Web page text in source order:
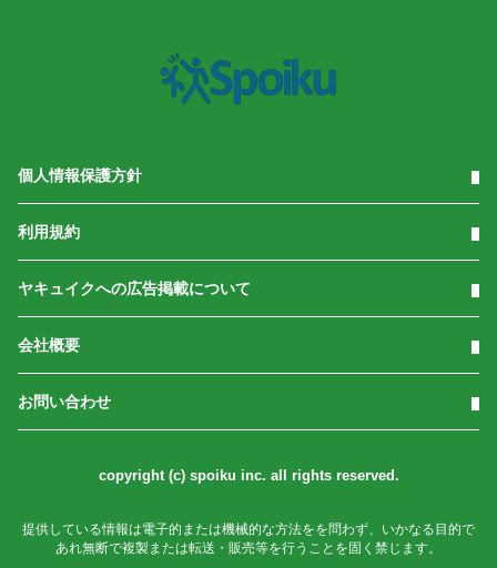
個人情報保護方針
利用規約
ヤキュイクへの広告掲載について
会社概要
お問い合わせ
copyright (c) spoiku inc. all rights reserved.
提供している情報は電子的または機械的な方法をを問わず、いかなる目的で
あれ無断で複製または転送・販売等を行うことを固く禁じます。